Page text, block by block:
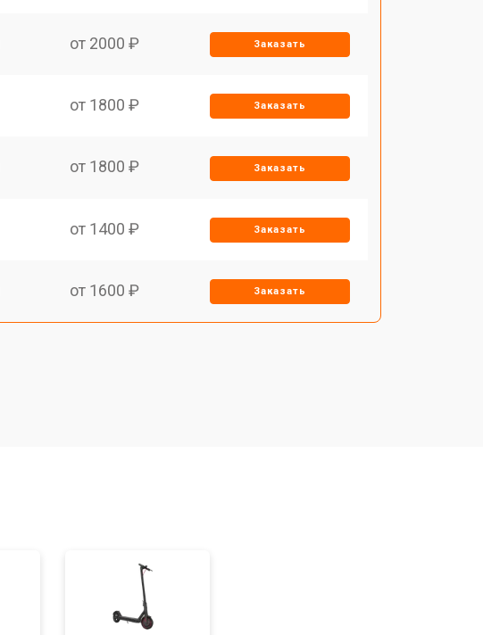
от 2000 ₽ Заказать
от 1800 ₽ Заказать
от 1800 ₽ Заказать
от 1400 ₽ Заказать
от 1600 ₽ Заказать